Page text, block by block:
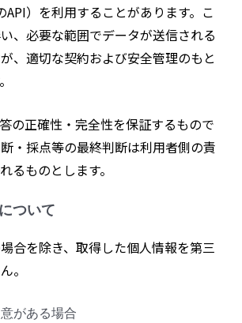
API）を利用することがあります。こ
、必要な範囲でデータが送信される
、適切な契約および安全管理のもと
の正確性・完全性を保証するもので
・採点等の最終判断は利用者側の責
るものとします。
ついて
合を除き、取得した個人情報を第三
。
がある場合